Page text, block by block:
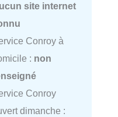
site internet
Conroy à
: non
Conroy
dimanche :